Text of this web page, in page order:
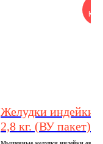
Желудки индейки,
2,8 кг. (ВУ пакет)